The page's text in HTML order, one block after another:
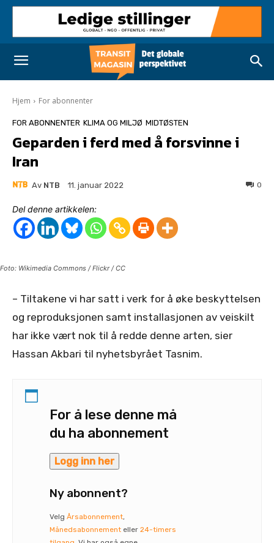
Hjem For abonnenter
FOR ABONNENTER KLIMA OG MILJØ MIDTØSTEN
Geparden i ferd med å forsvinne i
Iran
Av NTB 11. januar 2022 0
Del denne artikkelen:
Foto: Wikimedia Commons / Flickr / CC
– Tiltakene vi har satt i verk for å øke beskyttelsen
og reproduksjonen samt installasjonen av veiskilt
har ikke vært nok til å redde denne arten, sier
Hassan Akbari til nyhetsbyrået Tasnim.
For å lese denne må
du ha abonnement
Logg inn her
Ny abonnent?
Velg Årsabonnement,
Månedsabonnement eller 24-timers